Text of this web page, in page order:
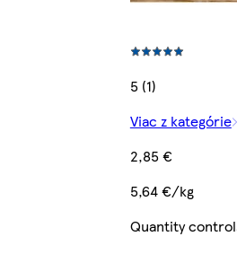
5 (1)
Viac z kategórie
2,85 €
5,64 €/kg
Quantity